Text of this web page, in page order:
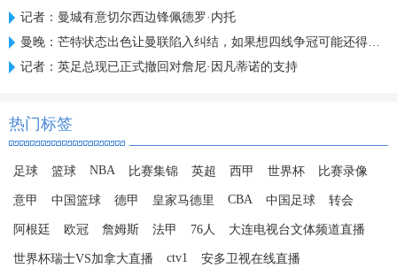
记者：曼城有意切尔西边锋佩德罗·内托
曼晚：芒特状态出色让曼联陷入纠结，如果想四线争冠可能还得买人
记者：英足总现已正式撤回对詹尼·因凡蒂诺的支持
热门标签
足球 篮球 NBA 比赛集锦 英超 西甲 世界杯 比赛录像
意甲 中国篮球 德甲 皇家马德里 CBA 中国足球 转会
阿根廷 欧冠 詹姆斯 法甲 76人 大连电视台文体频道直播
世界杯瑞士VS加拿大直播 ctv1 安多卫视在线直播